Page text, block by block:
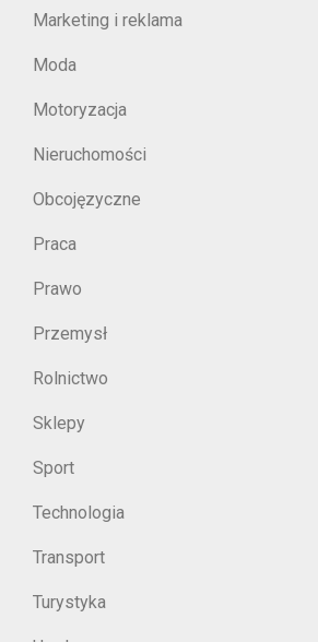
Marketing i reklama
Moda
Motoryzacja
Nieruchomości
Obcojęzyczne
Praca
Prawo
Przemysł
Rolnictwo
Sklepy
Sport
Technologia
Transport
Turystyka